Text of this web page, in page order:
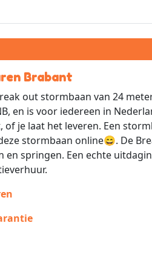
Brabant
out stormbaan van 24
en is voor iedereen in
of je laat het leveren. Een
stormbaan online😄. De
en springen. Een echte